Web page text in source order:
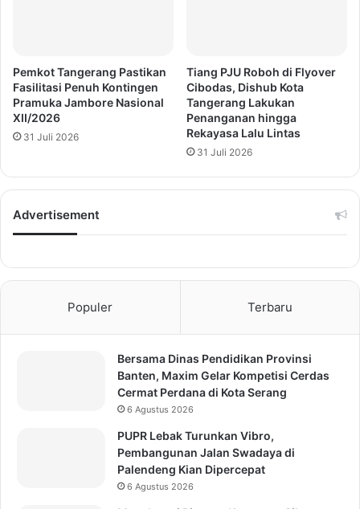
Pemkot Tangerang Pastikan
Fasilitasi Penuh Kontingen
Pramuka Jambore Nasional
XII/2026
31 Juli 2026
Tiang PJU Roboh di Flyover
Cibodas, Dishub Kota
Tangerang Lakukan
Penanganan hingga
Rekayasa Lalu Lintas
31 Juli 2026
Advertisement
Populer Terbaru
Bersama Dinas Pendidikan Provinsi
Banten, Maxim Gelar Kompetisi Cerdas
Cermat Perdana di Kota Serang
6 Agustus 2026
PUPR Lebak Turunkan Vibro,
Pembangunan Jalan Swadaya di
Palendeng Kian Dipercepat
6 Agustus 2026